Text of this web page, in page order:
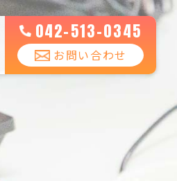
042-513-0345
お問い合わせ